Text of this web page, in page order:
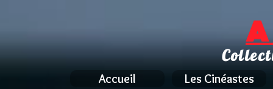
Accueil
A
Les Cinéastes